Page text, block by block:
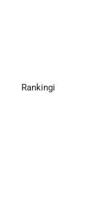
Rankingi